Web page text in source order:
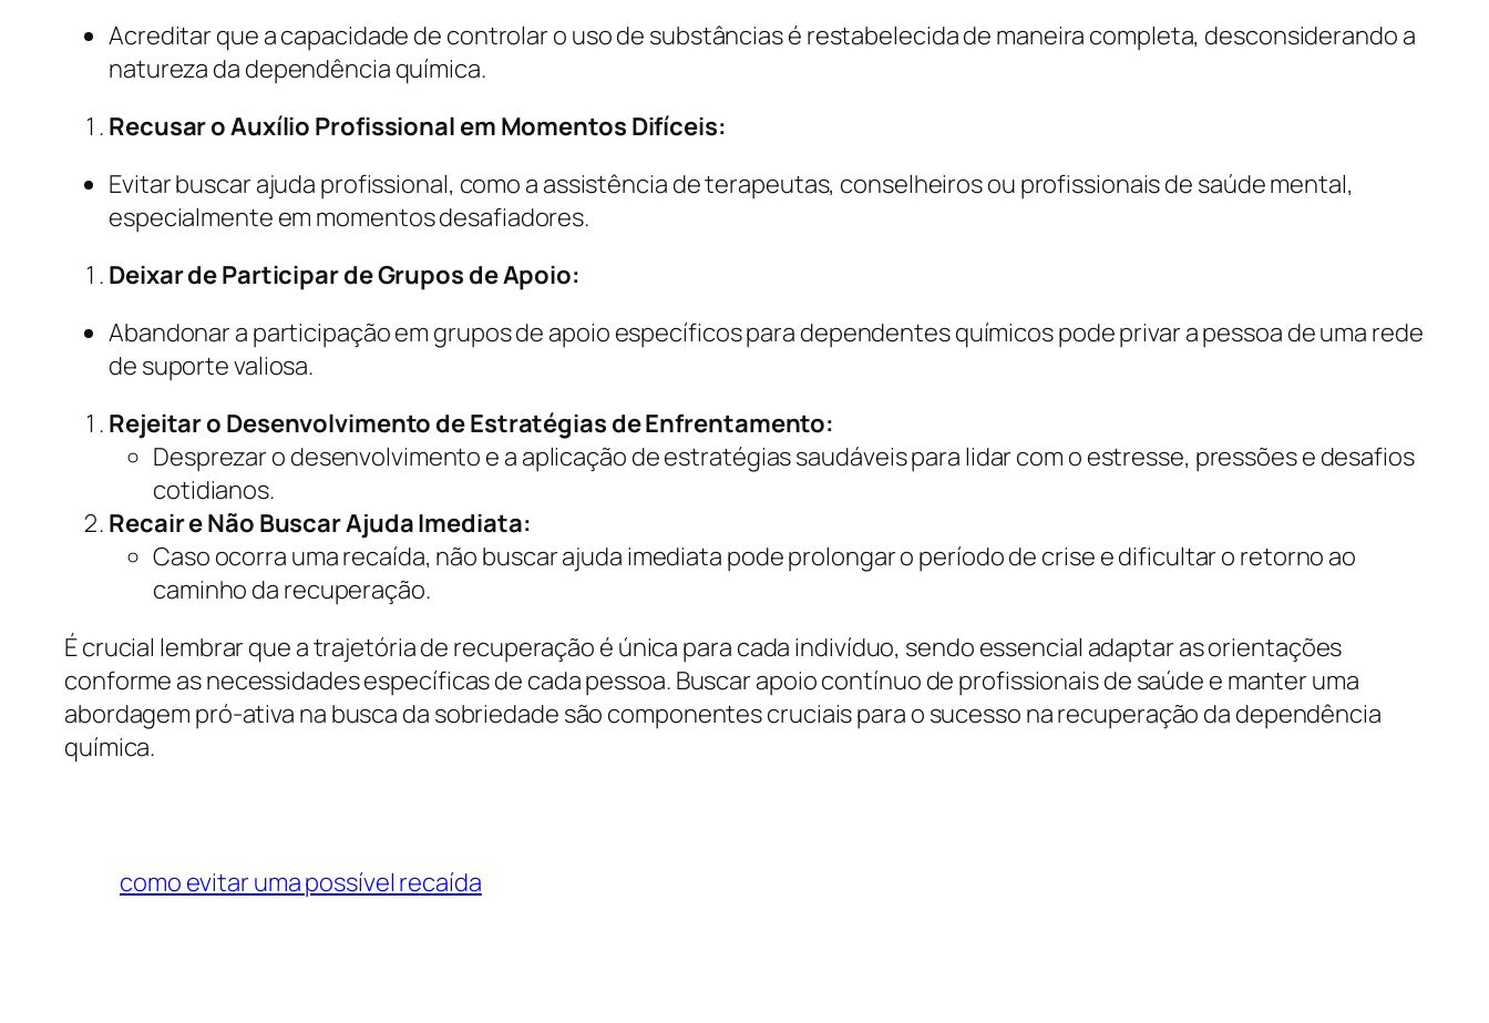
Acreditar que a capacidade de controlar o uso de substâncias é restabelecida de maneira completa, desconsiderando a
natureza da dependência química.
Recusar o Auxílio Profissional em Momentos Difíceis:
Evitar buscar ajuda profissional, como a assistência de terapeutas, conselheiros ou profissionais de saúde mental,
especialmente em momentos desafiadores.
Deixar de Participar de Grupos de Apoio:
Abandonar a participação em grupos de apoio específicos para dependentes químicos pode privar a pessoa de uma rede
de suporte valiosa.
Rejeitar o Desenvolvimento de Estratégias de Enfrentamento:
Desprezar o desenvolvimento e a aplicação de estratégias saudáveis para lidar com o estresse, pressões e desafios
cotidianos.
Recair e Não Buscar Ajuda Imediata:
Caso ocorra uma recaída, não buscar ajuda imediata pode prolongar o período de crise e dificultar o retorno ao
caminho da recuperação.
É crucial lembrar que a trajetória de recuperação é única para cada indivíduo, sendo essencial adaptar as orientações
conforme as necessidades específicas de cada pessoa. Buscar apoio contínuo de profissionais de saúde e manter uma
abordagem pró-ativa na busca da sobriedade são componentes cruciais para o sucesso na recuperação da dependência
química.
como evitar uma possível recaída